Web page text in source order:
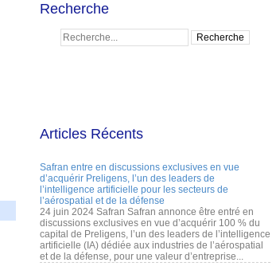
Recherche
Articles Récents
Safran entre en discussions exclusives en vue
d’acquérir Preligens, l’un des leaders de
l’intelligence artificielle pour les secteurs de
l’aérospatial et de la défense
24 juin 2024 Safran Safran annonce être entré en
discussions exclusives en vue d’acquérir 100 % du
capital de Preligens, l’un des leaders de l’intelligence
artificielle (IA) dédiée aux industries de l’aérospatial
et de la défense, pour une valeur d’entreprise...